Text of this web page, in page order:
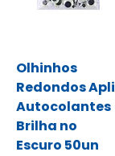
Olhinhos
Redondos Apli
Autocolantes
Brilha no
Escuro 50un